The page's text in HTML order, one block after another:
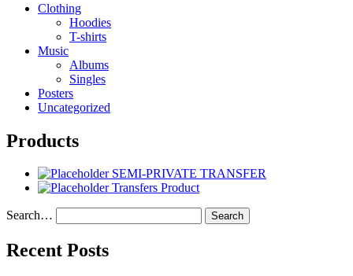
Clothing
Hoodies
T-shirts
Music
Albums
Singles
Posters
Uncategorized
Products
SEMI-PRIVATE TRANSFER
Transfers Product
Search…
Recent Posts